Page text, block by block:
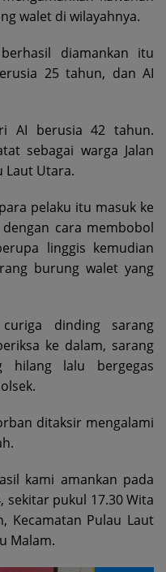
walet di wilayahnya.
diamankan itu
25 tahun, dan AI
AI berusia 42 tahun.
sebagai warga Jalan
Laut Utara.
pelaku itu masuk ke
cara membobol
linggis kemudian
burung walet yang
dinding sarang
ke dalam, sarang
hilang lalu bergegas
ditaksir mengalami
kami amankan pada
sekitar pukul 17.30 Wita
Kecamatan Pulau Laut
Malam.